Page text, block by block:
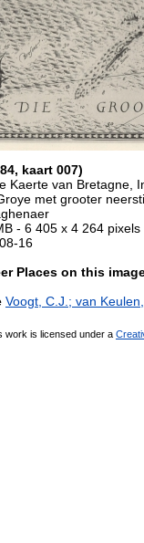
kaart 007)
Kaerte van Bretagne,
met grooter
- 6 405 x 4 264 pixels
16
Places on this
Voogt, C.J.; van
work is licensed under a